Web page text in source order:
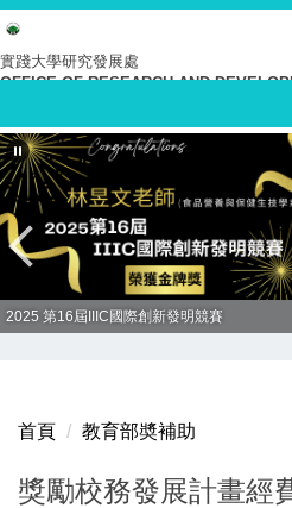
跳
到
主
內
容
區
實踐大學研究發展處
OFFICE OF RESEARCH AND
2025 第16屆IIIC國際創新發明競賽
首頁 教育部奬補助
獎勵校務發展計畫經